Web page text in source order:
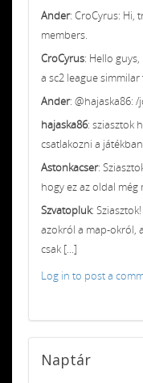
Ander: CroCyrus: Hi,
members.
CroCyrus: Hello
a sc2 league
Ander: @hajaska86:
hajaska86: sziasztok
csatlakozni a
Astonkacser:
hogy ez az oldal még
Szvatopluk:
azokról a map-okról,
csak [...]
Log in to post a
Naptár